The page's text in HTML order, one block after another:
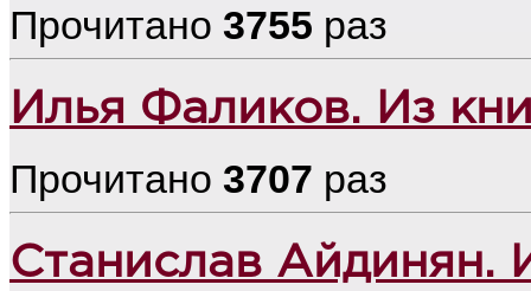
Прочитано 3755 раз
Илья Фаликов. Из
Прочитано 3707 раз
Станислав Айдинян.